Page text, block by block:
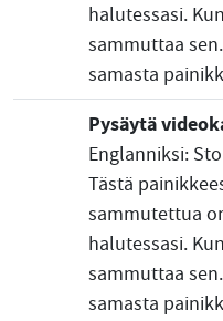
halutessasi.
sammuttaa
samasta
Pysäytä
Englanniksi:
Tästä
sammutettua
halutessasi.
sammuttaa
samasta